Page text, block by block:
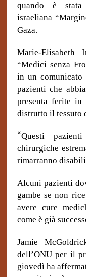
quando è stata
israeliana
Gaza.
Marie-Elisabeth
“Medici senza
in un comunicato
pazienti che
presenta ferite in
distrutto il tessuto
“Questi
chirurgiche
rimarranno
Alcuni pazienti
gambe se non
avere cure
come è già
Jamie
dell’ONU per il
giovedì ha